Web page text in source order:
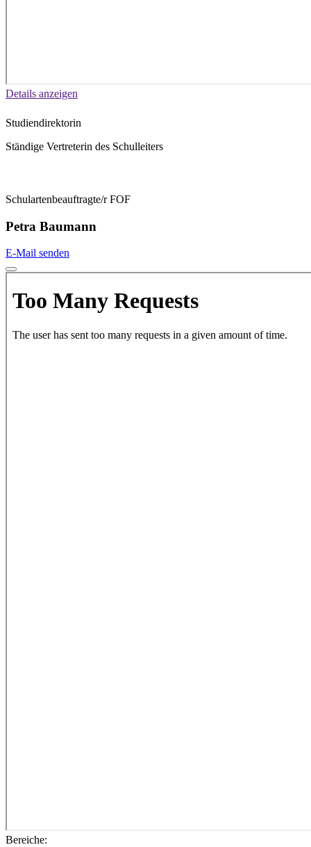
Details anzeigen
Studiendirektorin
Ständige Vertreterin des Schulleiters
Schulartenbeauftragte/r FOF
Petra Baumann
E-Mail senden
Bereiche: